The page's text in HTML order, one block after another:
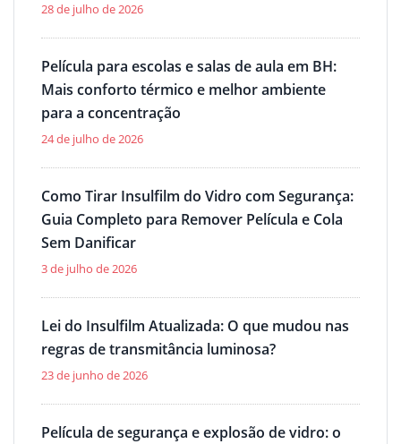
28 de julho de 2026
Película para escolas e salas de aula em BH:
Mais conforto térmico e melhor ambiente
para a concentração
24 de julho de 2026
Como Tirar Insulfilm do Vidro com Segurança:
Guia Completo para Remover Película e Cola
Sem Danificar
3 de julho de 2026
Lei do Insulfilm Atualizada: O que mudou nas
regras de transmitância luminosa?
23 de junho de 2026
Película de segurança e explosão de vidro: o